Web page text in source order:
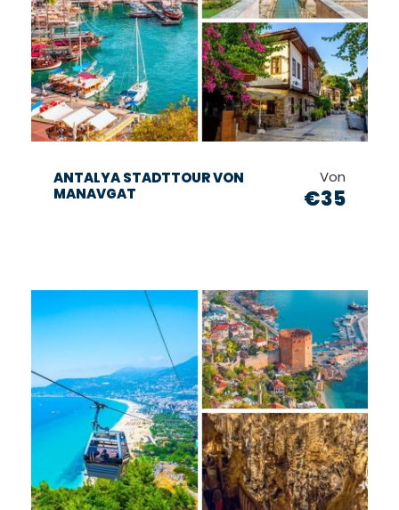
ANTALYA STADTTOUR VON
MANAVGAT
Von
€35